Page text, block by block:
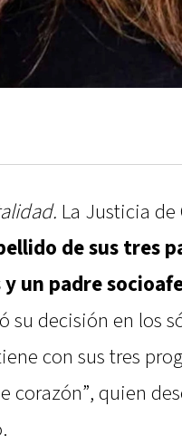
La Justicia
de sus tres
un padre
su decisión en los
con sus tres
corazón”, quien